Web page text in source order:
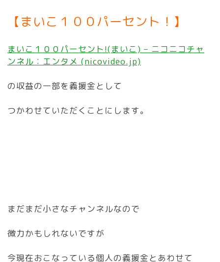
【まいこ１００パーセント！】
まいこ１００パーセント!(まいこ) – ニコニコチャ
ンネル：エンタメ (nicovideo.jp)
の収益の一部を義援金として
つかわせていただくことにします。
まだまだ小さなチャンネルなので
微力かもしれないですが
今現在おこなっている個人の義援金とあわせて